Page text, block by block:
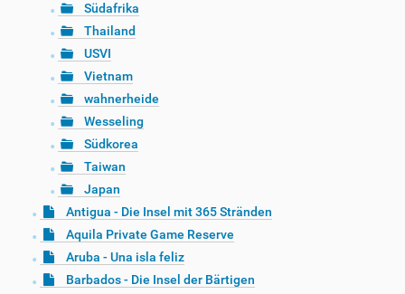
Südafrika
Thailand
USVI
Vietnam
wahnerheide
Wesseling
Südkorea
Taiwan
Japan
Antigua - Die Insel mit 365 Stränden
Aquila Private Game Reserve
Aruba - Una isla feliz
Barbados - Die Insel der Bärtigen